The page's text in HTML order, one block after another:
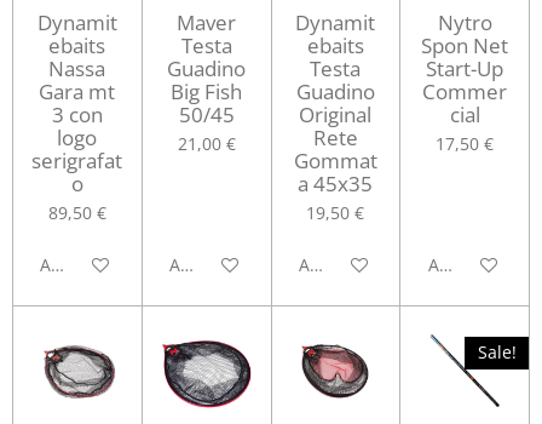
Dynamit
ebaits
Nassa
Gara mt
3 con
logo
serigrafat
o
89,50 €
Aggiungi al carrello
Maver
Testa
Guadino
Big Fish
50/45
21,00 €
Aggiungi al carrello
Dynamit
ebaits
Testa
Guadino
Original
Rete
Gommat
a 45x35
19,50 €
Avvisami quando disponibile
Nytro
Spon Net
Start-Up
Commer
cial
17,50 €
Avvisami
Sale!